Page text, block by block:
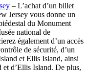
– L’achat d’un billet
Jersey vous donne un
du Monument
national de
également d’un accès
de sécurité, d’un
et Ellis Island, ainsi
et d’Ellis Island. De plus,